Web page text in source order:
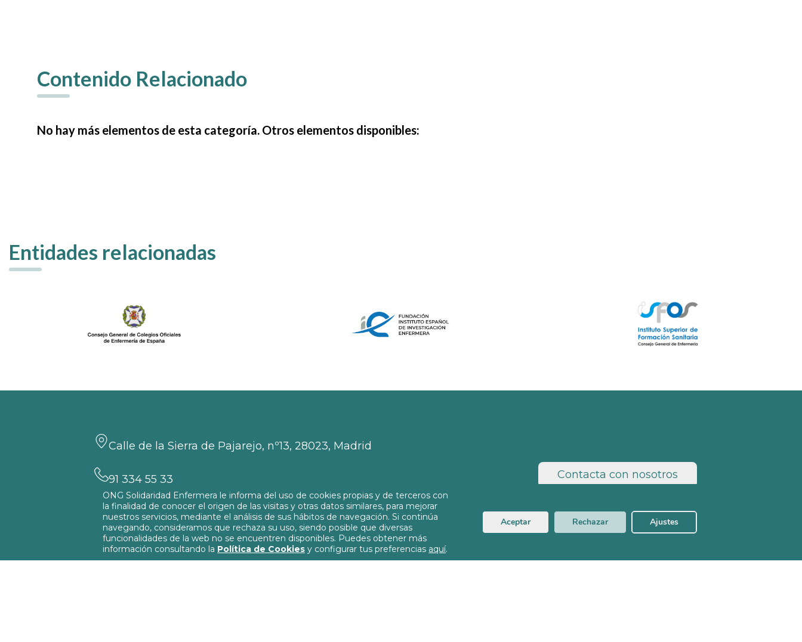
Contenido Relacionado
No hay más elementos de esta categoría. Otros elementos disponibles:
Entidades relacionadas
Calle de la Sierra de Pajarejo, nº13, 28023, Madrid
91 334 55 33
info@solidaridadenfermera.org
Contacta con nosotros
© 2026 Solidaridad Enfermera
ONG Solidaridad Enfermera le informa del uso de cookies propias y de terceros con
la finalidad de conocer el origen de las visitas y otras datos similares, para mejorar
nuestros servicios, mediante el análisis de sus hábitos de navegación. Si continúa
navegando, consideramos que rechaza su uso, siendo posible que diversas
funcionalidades de la web no se encuentren disponibles. Puedes obtener más
información consultando la Política de Cookies y configurar tus preferencias aquí.
Aceptar Rechazar Ajustes